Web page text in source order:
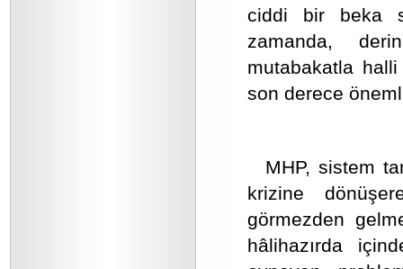
ciddi bir beka
zamanda,
mutabakatla halli
son derece
MHP, sistem
krizine
görmezden
hâlihazırda